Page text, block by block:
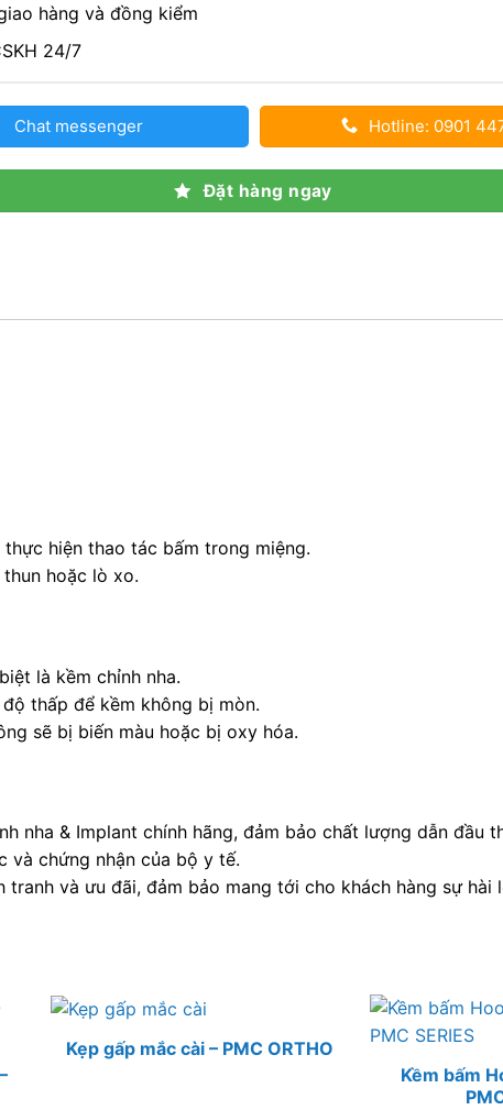
hàng và đồng kiểm
24/7
Chat messenger Hotline: 0901
Đặt hàng ngay
hiện thao tác bấm trong miệng.
hoặc lò xo.
là kềm chỉnh nha.
thấp để kềm không bị mòn.
sẽ bị biến màu hoặc bị oxy hóa.
nha & Implant chính hãng, đảm bảo chất lượng dẫn đầu
và chứng nhận của bộ y tế.
và ưu đãi, đảm bảo mang tới cho khách hàng sự hài
Kẹp gấp mắc cài – PMC ORTHO
Kềm bấm